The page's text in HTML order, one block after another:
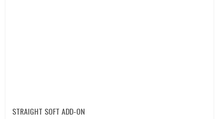
STRAIGHT SOFT ADD-ON